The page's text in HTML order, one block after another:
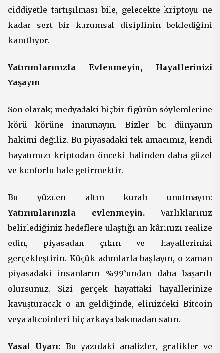
ciddiyetle tartışılması bile, gelecekte kriptoyu ne
kadar sert bir kurumsal disiplinin beklediğini
kanıtlıyor.
Yatırımlarınızla Evlenmeyin, Hayallerinizi
Yaşayın
Son olarak; medyadaki hiçbir figürün söylemlerine
körü körüne inanmayın. Bizler bu dünyanın
hakimi değiliz. Bu piyasadaki tek amacımız, kendi
hayatımızı kriptodan önceki halinden daha güzel
ve konforlu hale getirmektir.
Bu yüzden altın kuralı unutmayın:
Yatırımlarınızla evlenmeyin.Varlıklarınız
belirlediğiniz hedeflere ulaştığı an kârınızı realize
edin, piyasadan çıkın ve hayallerinizi
gerçekleştirin. Küçük adımlarla başlayın, o zaman
piyasadaki insanların %99’undan daha başarılı
olursunuz. Sizi gerçek hayattaki hayallerinize
kavuşturacak o an geldiğinde, elinizdeki Bitcoin
veya altcoinleri hiç arkaya bakmadan satın.
Yasal Uyarı: Bu yazıdaki analizler, grafikler ve